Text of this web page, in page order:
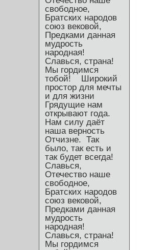
свободное,
Братских народов
союз вековой,
Предками данная
мудрость
народная!
Славься, страна!
Мы гордимся
тобой! Широкий
простор для мечты
и для жизни
Грядущие нам
открывают года.
Нам силу даёт
наша верность
Отчизне. Так
было, так есть и
так будет всегда!
Славься,
Отечество наше
свободное,
Братских народов
союз вековой,
Предками данная
мудрость
народная!
Славься, страна!
Мы гордимся